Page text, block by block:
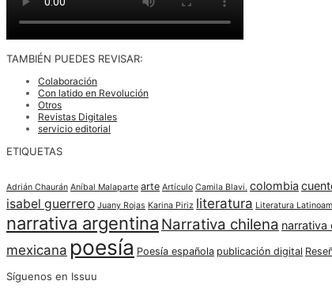
TAMBIÉN PUEDES REVISAR:
Colaboración
Con latido en Revolución
Otros
Revistas Digitales
servicio editorial
ETIQUETAS
Adrián Chaurán Aníbal Malaparte arte Artículo Camila Blavi. colombia
isabel guerrero Juany Rojas Karina Piriz literatura Literatura
narrativa argentina Narrativa chilena narrativa
mexicana poesía Poesía española publicación digital
Síguenos en Issuu